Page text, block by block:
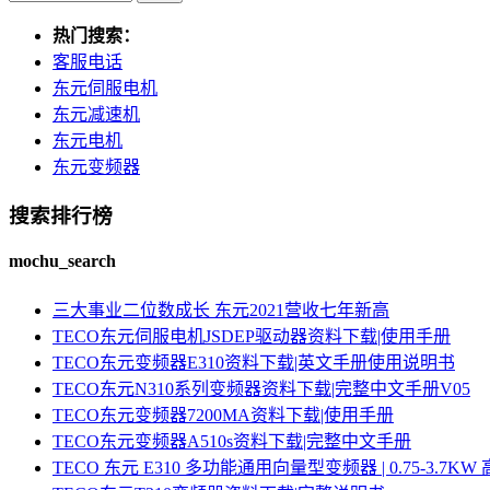
热门搜索：
客服电话
东元伺服电机
东元减速机
东元电机
东元变频器
搜索排行榜
mochu_search
三大事业二位数成长 东元2021营收七年新高
TECO东元伺服电机JSDEP驱动器资料下载|使用手册
TECO东元变频器E310资料下载|英文手册使用说明书
TECO东元N310系列变频器资料下载|完整中文手册V05
TECO东元变频器7200MA资料下载|使用手册
TECO东元变频器A510s资料下载|完整中文手册
TECO 东元 E310 多功能通用向量型变频器 | 0.75-3.7KW